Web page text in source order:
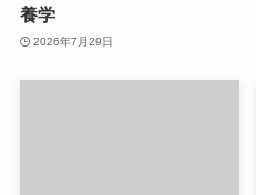
養学
2026年7月29日